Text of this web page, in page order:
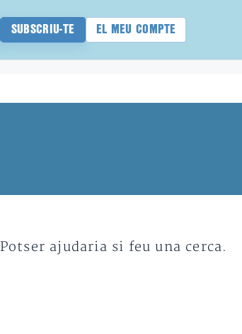
SUBSCRIU-TE EL MEU COMPTE
ajudaria si feu una cerca.